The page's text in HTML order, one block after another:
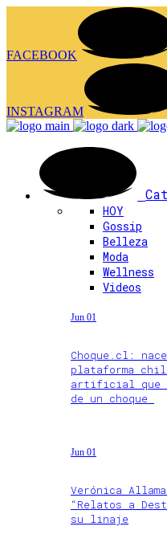
FACEBOOK
INSTAGRAM
HOY
Gossip
Belleza
Moda
Wellness
Videos
Jun 01
Choque.cl:
plataforma
artificial que
de un choque
Jun 01
Verónica
“Relatos a
su linaje